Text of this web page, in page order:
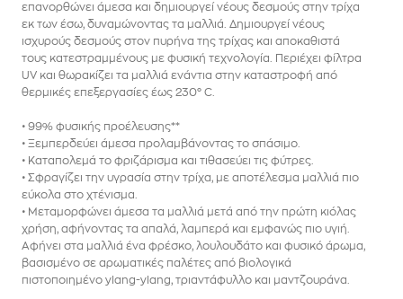
επανορθώνει άμεσα και δημιουργεί νέους δεσμούς στην τρίχα
εκ των έσω, δυναμώνοντας τα μαλλιά. Δημιουργεί νέους
ισχυρούς δεσμούς στον πυρήνα της τρίχας και αποκαθιστά
τους κατεστραμμένους με φυσική τεχνολογία. Περιέχει φίλτρα
UV και θωρακίζει τα μαλλιά ενάντια στην καταστροφή από
θερμικές επεξεργασίες έως 230° C.
• 99% φυσικής προέλευσης**
• Ξεμπερδεύει άμεσα προλαμβάνοντας το σπάσιμο.
• Καταπολεμά το φριζάρισμα και τιθασεύει τις φύτρες.
• Σφραγίζει την υγρασία στην τρίχα, με αποτέλεσμα μαλλιά πιο
εύκολα στο χτένισμα.
• Μεταμορφώνει άμεσα τα μαλλιά μετά από την πρώτη κιόλας
χρήση, αφήνοντας τα απαλά, λαμπερά και εμφανώς πιο υγιή.
Αφήνει στα μαλλιά ένα φρέσκο, λουλουδάτο και φυσικό άρωμα,
βασισμένο σε αρωματικές παλέτες από βιολογικά
πιστοποιημένο ylang-ylang, τριαντάφυλλο και μαντζουράνα.